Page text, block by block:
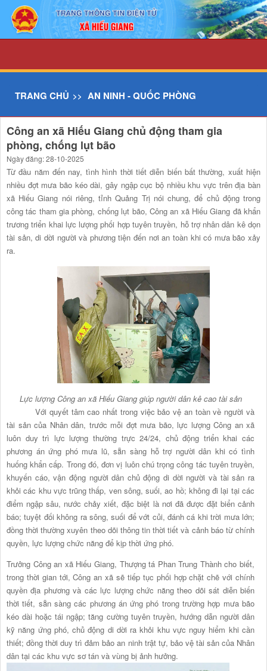
Chi tiết tin - UBND xã Hiếu Giang
TRANG CHỦ AN NINH - QUỐC PHÒNG
Công an xã Hiếu Giang chủ động tham gia
phòng, chống lụt bão
Ngày đăng: 28-10-2025
Từ đầu năm đến nay, tình hình thời tiết diễn biến bất thường, xuất hiện
nhiều đợt mưa bão kéo dài, gây ngập cục bộ nhiều khu vực trên địa bàn
xã Hiếu Giang nói riêng, tỉnh Quảng Trị nói chung, để chủ động trong
công tác tham gia phòng, chống lụt bão, Công an xã Hiếu Giang đã khẩn
trương triển khai lực lượng phối hợp tuyên truyền, hỗ trợ nhân dân kê dọn
tài sản, di dời người và phương tiện đến nơi an toàn khi có mưa bão xảy
ra.
Lực lượng Công an xã Hiếu Giang giúp người dân kê cao tài sản
Với quyết tâm cao nhất trong việc bảo vệ an toàn về người và
tài sản của Nhân dân, trước mỗi đợt mưa bão, lực lượng Công an xã
luôn duy trì lực lượng thường trực 24/24, chủ động triển khai các
phương án ứng phó mưa lũ, sẵn sàng hỗ trợ người dân khi có tình
huống khẩn cấp. Trong đó, đơn vị luôn chú trọng công tác tuyên truyền,
khuyến cáo, vận động người dân chủ động di dời người và tài sản ra
khỏi các khu vực trũng thấp, ven sông, suối, ao hồ; không đi lại tại các
điểm ngập sâu, nước chảy xiết, đặc biệt là nơi đã được đặt biển cảnh
báo; tuyệt đối không ra sông, suối để vớt củi, đánh cá khi trời mưa lớn;
đồng thời thường xuyên theo dõi thông tin thời tiết và cảnh báo từ chính
quyền, lực lượng chức năng để kịp thời ứng phó.
Trưởng Công an xã Hiếu Giang, Thượng tá Phan Trung Thành cho biết,
trong thời gian tới, Công an xã sẽ tiếp tục phối hợp chặt chẽ với chính
quyền địa phương và các lực lượng chức năng theo dõi sát diễn biến
thời tiết, sẵn sàng các phương án ứng phó trong trường hợp mưa bão
kéo dài hoặc tái ngập; tăng cường tuyên truyền, hướng dẫn người dân
kỹ năng ứng phó, chủ động di dời ra khỏi khu vực nguy hiểm khi cần
thiết; đồng thời duy trì đảm bảo an ninh trật tự, bảo vệ tài sản của Nhân
dân tại các khu vực sơ tán và vùng bị ảnh hưởng.